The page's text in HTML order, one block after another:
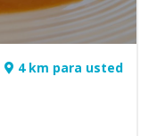
4 km para usted